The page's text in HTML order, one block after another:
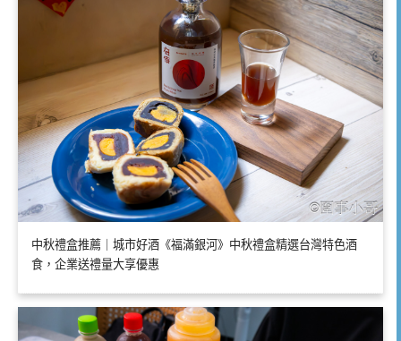
中秋禮盒推薦｜城市好酒《福滿銀河》中秋禮盒精選台灣特色酒
食，企業送禮量大享優惠